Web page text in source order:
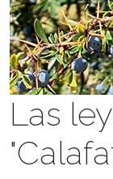
Las